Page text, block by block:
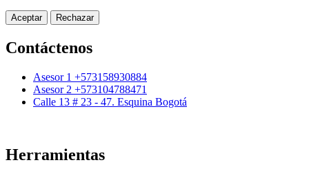
Aceptar Rechazar
Contáctenos
Asesor 1 +573158930884
Asesor 2 +573104788471
Calle 13 # 23 - 47. Esquina Bogotá
Herramientas